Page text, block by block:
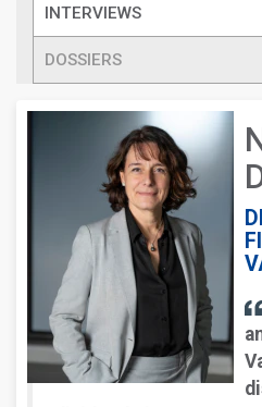
INTERVIEWS
DOSSIERS